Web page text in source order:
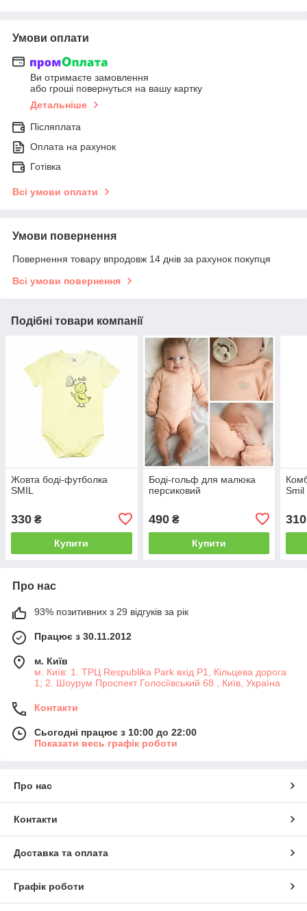
Умови оплати
Ви отримаєте замовлення
або гроші повернуться на вашу картку
Детальніше
Післяплата
Оплата на рахунок
Готівка
Всі умови оплати
Умови повернення
Повернення товару впродовж 14 днів за рахунок покупця
Всі умови повернення
Подібні товари компанії
Жовта боді-футболка
SMIL
330 ₴
Купити
Боді-гольф для малюка
персиковий
490₴
Купити
Smil
310
Про нас
93% позитивних з 29 відгуків за рік
Працює з 30.11.2012
м. Київ
м. Київ: 1. ТРЦ Respublika Park вхід P1, Кільцева дорога
1; 2. Шоурум Проспект Голосіївський 68 , Київ, Україна
Контакти
Сьогодні працює з 10:00 до 22:00
Показати весь графік роботи
Про нас
Контакти
Доставка та оплата
Графік роботи